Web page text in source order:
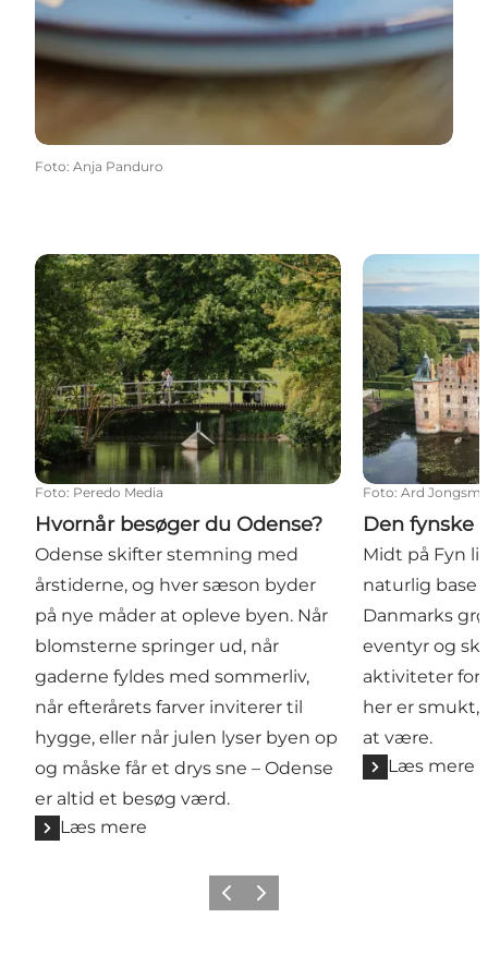
Foto: Anja Panduro
Hvornår besøger du Odense?
Foto: Peredo Media
Hvornår besøger du Odense?
Odense skifter stemning med
årstiderne, og hver sæson byder
på nye måder at opleve byen. Når
blomsterne springer ud, når
gaderne fyldes med sommerliv,
når efterårets farver inviterer til
hygge, eller når julen lyser byen op
og måske får et drys sne – Odense
er altid et besøg værd.
Læs mere
Den fynske
Foto: Ard
Den fynske
Midt på Fyn
naturlig base
Danmarks
eventyr og
aktiviteter for
her er smukt,
at være.
Læs mere
ForrigeNæste